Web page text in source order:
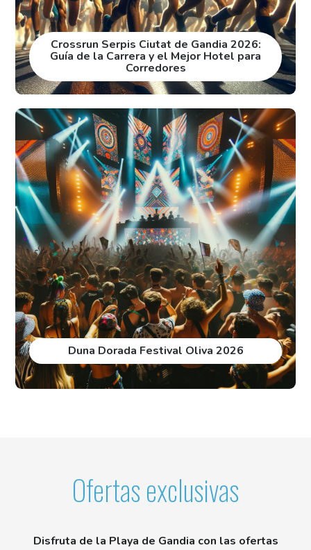
Crossrun Serpis Ciutat de Gandia 2026:
Guía de la Carrera y el Mejor Hotel para
Corredores
Duna Dorada Festival Oliva 2026
Ofertas exclusivas
Disfruta de la Playa de Gandia con las ofertas